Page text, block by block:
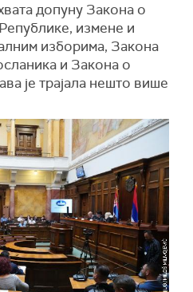
допуну Закона о
измене и
изборима, Законa
и Законa о
је трајала нешто више